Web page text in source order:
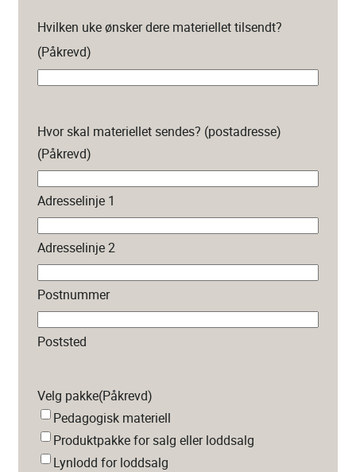
Hvilken uke ønsker dere materiellet tilsendt?
(Påkrevd)
Hvor skal materiellet sendes? (postadresse)
(Påkrevd)
Adresselinje 1
Adresselinje 2
Postnummer
Poststed
Velg pakke(Påkrevd)
Pedagogisk materiell
Produktpakke for salg eller loddsalg
Lynlodd for loddsalg